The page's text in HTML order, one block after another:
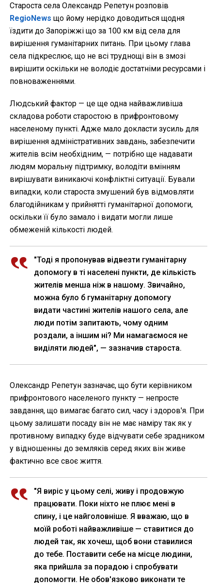
Староста села Олександр Репетун розповів
RegioNews що йому нерідко доводиться щодня
їздити до Запоріжжі що за 100 км від села для
вирішення гуманітарних питань. При цьому глава
села підкреслює, що не всі труднощі він в змозі
вирішити оскільки не володіє достатніми ресурсами і
повноваженнями.
Людський фактор — це ще одна найважливіша
складова роботи старостою в прифронтовому
населеному пункті. Адже мало докласти зусиль для
вирішення адміністративних завдань, забезпечити
жителів всім необхідним, — потрібно ще надавати
людям моральну підтримку, володіти вмінням
вирішувати виникаючі конфліктні ситуації. Бували
випадки, коли староста змушений був відмовляти
благодійникам у прийнятті гуманітарної допомоги,
оскільки її було замало і видати могли лише
обмеженій кількості людей.
"Тоді я пропонував відвезти гуманітарну
допомогу в ті населені пункти, де кількість
жителів менша ніж в нашому. Звичайно,
можна було б гуманітарну допомогу
видати частині жителів нашого села, але
люди потім запитають, чому одним
роздали, а іншим ні? Ми намагаємося не
виділяти людей", — зазначив староста.
Олександр Репетун зазначає, що бути керівником
прифронтового населеного пункту — непросте
завдання, що вимагає багато сил, часу і здоров'я. При
цьому залишати посаду він не має наміру так як у
противному випадку буде відчувати себе зрадником
у відношенны до земляків серед яких він живе
фактично все своє життя.
"Я виріс у цьому селі, живу і продовжую
працювати. Поки ніхто не плює мені в
спину, і це найголовніше. Я вважаю, що в
моїй роботі найважливіше — ставитися до
людей так, як хочеш, щоб вони ставилися
до тебе. Поставити себе на місце людини,
яка прийшла за порадою і спробувати
допомогти. Не обов'язково виконати те